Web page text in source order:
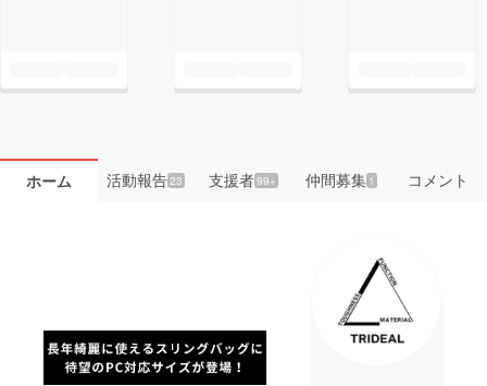
ホーム 活動報告23 支援者99+ 仲間募集 1 コメント